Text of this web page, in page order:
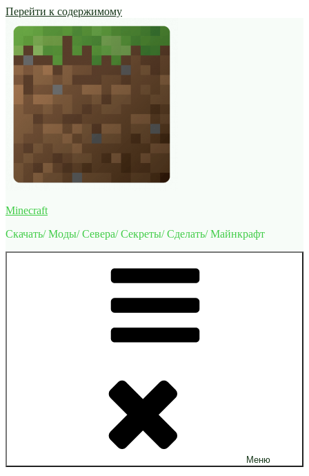
Перейти к содержимому
Minecraft
Скачать/ Моды/ Севера/ Секреты/ Сделать/ Майнкрафт
Меню